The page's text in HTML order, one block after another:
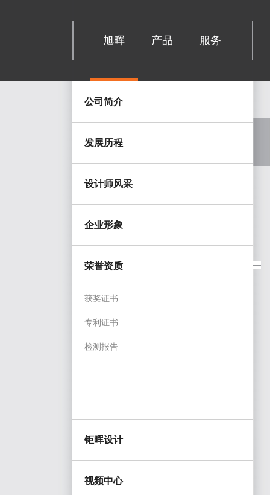
旭晖 产品 服务
公司简介
发展历程
设计师风采
企业形象
荣誉资质
获奖证书
专利证书
检测报告
钜晖设计
视频中心